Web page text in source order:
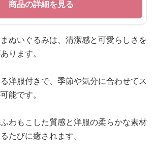
商品の詳細を見る
ぬいぐるみは、清潔感と可愛らしさを
ります。
洋服付きで、季節や気分に合わせてス
能です。
わもこした質感と洋服の柔らかな素材
たびに癒されます。